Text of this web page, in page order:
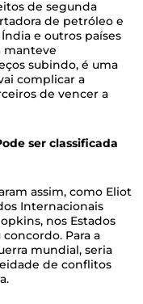
de segunda
de petróleo e
e outros países
manteve
subindo, é uma
complicar a
de vencer a
ser classificada
assim, como Eliot
Internacionais
nos Estados
concordo. Para a
mundial, seria
de conflitos